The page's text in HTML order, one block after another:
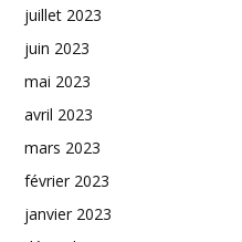
juillet 2023
juin 2023
mai 2023
avril 2023
mars 2023
février 2023
janvier 2023